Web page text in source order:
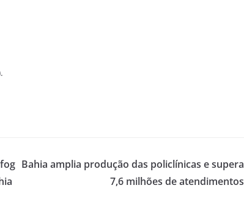
Bahia amplia produção das policlínicas e supera
7,6 milhões de atendimentos